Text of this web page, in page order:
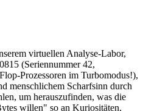
virtuellen Analyse-Labor,
(Seriennummer 42,
Prozessoren im Turbomodus!),
menschlichem Scharfsinn durch
um herauszufinden, was die
willen" so an Kuriositäten,